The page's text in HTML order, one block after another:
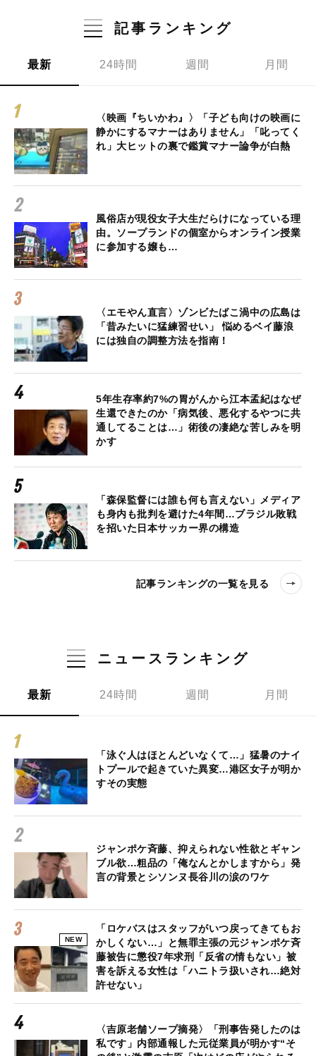
記事ランキング
最新 24時間 週間 月間
〈映画『ちいかわ』〉「子ども向けの映画に
静かにするマナーはありません」「叱ってく
れ」大ヒットの裏で鑑賞マナー論争が白熱
風俗店が現役女子大生だらけになっている理
由。ソープランドの個室からオンライン授業
に参加する嬢も…
〈エモやん直言〉ゾンビたばこ渦中の広島は
「昔みたいに猛練習せい」 悩めるベイ藤浪
には独自の調整方法を指南！
5年生存率約7%の胃がんから江本孟紀はなぜ
生還できたのか「病気後、悪化するやつに共
通してることは…」術後の凄絶な苦しみを明
かす
「森保監督には誰も何も言えない」メディア
も身内も批判を避けた4年間…ブラジル敗戦
を招いた日本サッカー界の構造
記事ランキングの一覧を見る
ニュースランキング
最新 24時間 週間 月間
「泳ぐ人はほとんどいなくて…」猛暑のナイ
トプールで起きていた異変…港区女子が明か
すその実態
ジャンポケ斉藤、抑えられない性欲とギャン
ブル欲…粗品の「俺なんとかしますから」発
言の背景とシソンヌ長谷川の涙のワケ
NEW
「ロケバスはスタッフがいつ戻ってきてもお
かしくない…」と無罪主張の元ジャンポケ斉
藤被告に懲役7年求刑「反省の情もない」被
害を訴える女性は「ハニトラ扱いされ…絶対
許せない」
〈吉原老舗ソープ摘発〉「刑事告発したのは
私です」内部通報した元従業員が明かす“そ